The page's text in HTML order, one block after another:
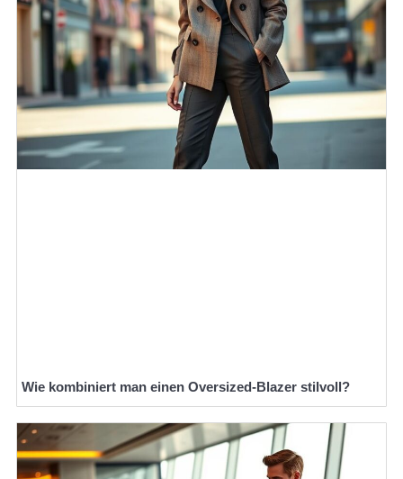
Wie kombiniert man einen Oversized-Blazer stilvoll?